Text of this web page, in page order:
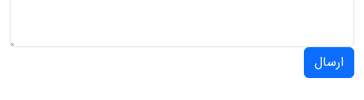
ارسال